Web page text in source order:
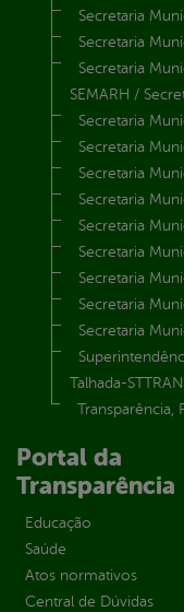
Secretaria
Secretaria
Secretaria
SEMARH /
Secretaria
Secretaria
Secretaria
Secretaria
Secretaria
Secretaria
Secretaria
Secretaria
Secretaria
Talhada-
Transparência,
Portal da
Transparência
Educação
Saúde
Atos normativos
Central de Dúvidas